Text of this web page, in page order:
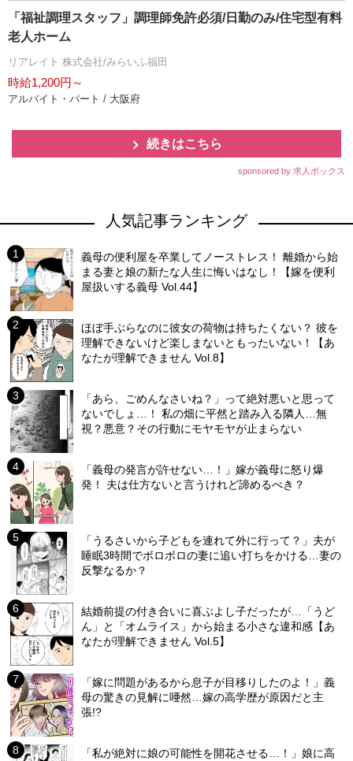
「福祉調理スタッフ」調理師免許必須/日勤のみ/住宅型有料
老人ホーム
リアレイト 株式会社/みらいふ福田
時給1,200円～
アルバイト・パート / 大阪府
続きはこちら
sponsored by 求人ボックス
人気記事ランキング
義母の便利屋を卒業してノーストレス！ 離婚から始
まる妻と娘の新たな人生に悔いはなし！【嫁を便利
屋扱いする義母 Vol.44】
ほぼ手ぶらなのに彼女の荷物は持ちたくない？ 彼を
理解できないけど楽しまないともったいない！【あ
なたが理解できません Vol.8】
「あら、ごめんなさいね？」って絶対悪いと思って
ないでしょ…！ 私の畑に平然と踏み入る隣人…無
視？悪意？その行動にモヤモヤが止まらない
「義母の発言が許せない…！」嫁が義母に怒り爆
発！ 夫は仕方ないと言うけれど諦めるべき？
「うるさいから子どもを連れて外に行って？」夫が
睡眠3時間でボロボロの妻に追い打ちをかける…妻の
反撃なるか？
結婚前提の付き合いに喜ぶよし子だったが…「うど
ん」と「オムライス」から始まる小さな違和感【あ
なたが理解できません Vol.5】
「嫁に問題があるから息子が目移りしたのよ！」義
母の驚きの見解に唖然…嫁の高学歴が原因だと主
張!?
「私が絶対に娘の可能性を開花させる…！」娘に高